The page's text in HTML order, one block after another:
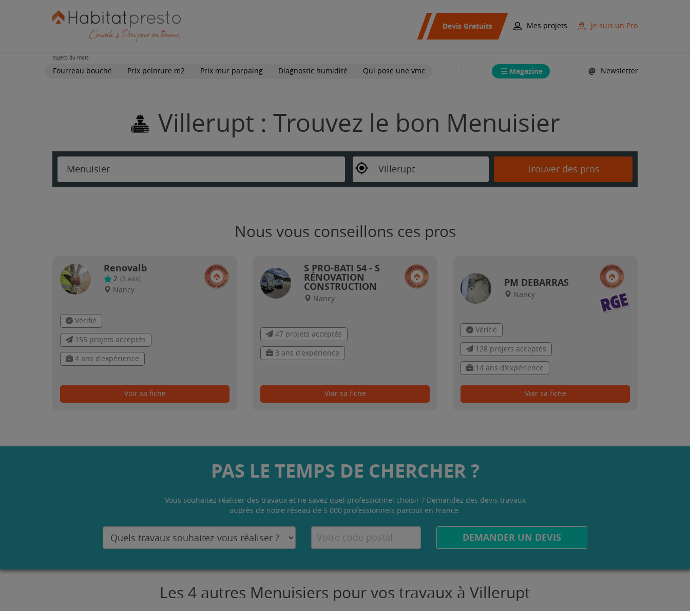
Devis Gratuits Mes projets Je suis un Pro
Sujets du mois
Fourreau bouché Prix peinture m2 Prix mur parpaing Diagnostic humidité Qui pose une vmc Magazine Newsletter
Villerupt : Trouvez le bon Menuisier
Menuisier Villerupt Trouver des pros
Nous vous conseillons ces pros
Renovalb
2 (3 avis)
Nancy
Vérifié
155 projets acceptés
4 ans d'expérience
Voir sa fiche
S PRO-BATI 54 - S
RÉNOVATION
CONSTRUCTION
Nancy
47 projets acceptés
3 ans d'expérience
Voir sa fiche
PM DEBARRAS
Nancy
Vérifié
128 projets acceptés
14 ans d'expérience
Voir sa fiche
PAS LE TEMPS DE CHERCHER ?
Vous souhaitez réaliser des travaux et ne savez quel professionnel choisir ? Demandez des devis travaux
auprès de notre réseau de 5 000 professionnels partout en France.
DEMANDER UN DEVIS
Les 4 autres Menuisiers pour vos travaux à Villerupt